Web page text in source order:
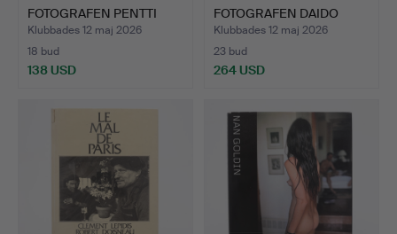
FOTOGRAFEN PENTTI
SAM…
Klubbades 12 maj 2026
18 bud
138 USD
FOTOGRAFEN DAIDO
MORIYA…
Klubbades 12 maj 2026
23 bud
264 USD